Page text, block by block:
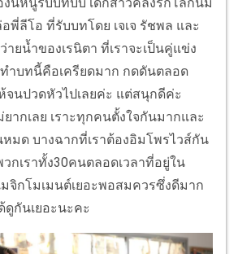
ลีโอ ที่รับบทโดย เจเจ รัชพล และ
ยน้ำของเรนิตา ที่เราจะเป็นคู่แข่ง
ำบทนี้คือเครียดมาก กดดันตลอด
จนปวดหัวไปเลยค่ะ แต่สนุกดีค่ะ
ากเลย เราะทุกคนตั้งใจกันมากและ
มด บางฉากที่เราต้องอิมโพรไวส์กัน
วกเราทั้ง30คนตลอดเวลาที่อยู่ใน
มจิกโมเมนต์เยอะพอสมควรซึ่งดีมาก
กันเยอะนะคะ